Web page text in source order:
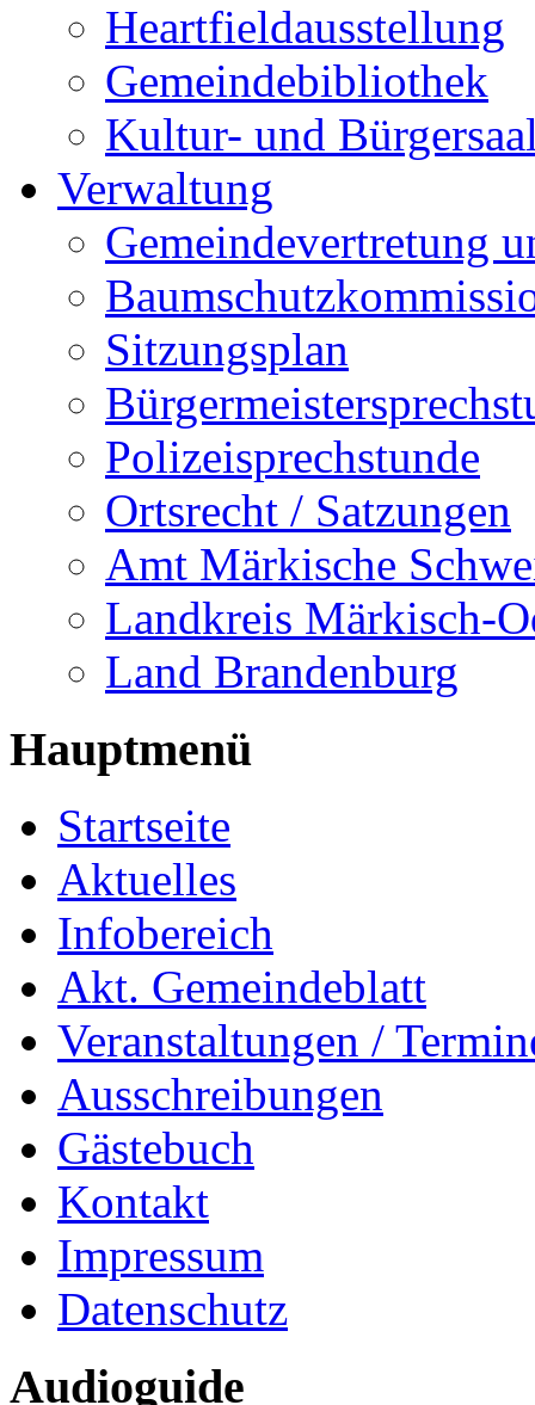
Heartfieldausstellung
Gemeindebibliothek
Kultur- und
Verwaltung
Gemeindevertretung
Sitzungsplan
Polizeisprechstunde
Ortsrecht / Satzungen
Amt Märkische
Landkreis Märkisch-
Land Brandenburg
Hauptmenü
Startseite
Aktuelles
Infobereich
Akt. Gemeindeblatt
Veranstaltungen /
Ausschreibungen
Gästebuch
Kontakt
Impressum
Datenschutz
Audioguide